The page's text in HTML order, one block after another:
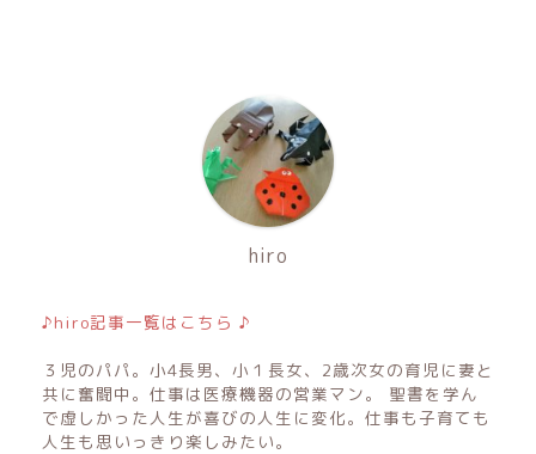
hiro
♪hiro記事一覧はこちら ♪
３児のパパ。小4長男、小１長女、2歳次女の育児に妻と
共に奮闘中。仕事は医療機器の営業マン。 聖書を学ん
で虚しかった人生が喜びの人生に変化。仕事も子育ても
人生も思いっきり楽しみたい。